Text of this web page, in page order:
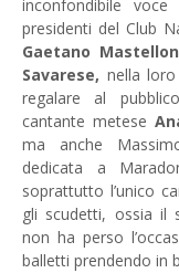
inconfondibile
presidenti del Club
Gaetano
Savarese, nella
regalare al
cantante metese
ma anche
dedicata a
soprattutto l’unico
gli scudetti, ossia il
non ha perso
balletti prendendo in